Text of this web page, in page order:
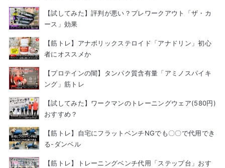
【試してみた】評判が悪い？プレワークアウト「ザ・カ
ース」効果
【筋トレ】アナボリックステロイド「アナドリン」初心
者にオススメか
【プロテインの闇】タンパク質含有量「アミノスパイキ
ング」筋トレ
【試してみた】ワークマンのトレーニングウェア(580円)
おすすめ？
【筋トレ】自宅にフラットベンチNGでも〇〇で代用でき
る-ダンベル
【筋トレ】トレーニングベンチ代用「ステップ台」おす